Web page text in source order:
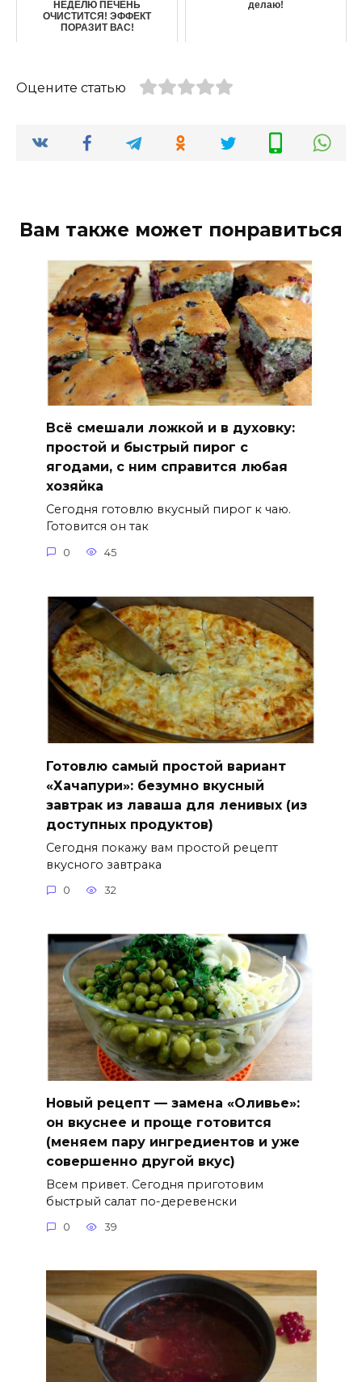
НЕДЕЛЮ ПЕЧЕНЬ
ОЧИСТИТСЯ! ЭФФЕКТ
ПОРАЗИТ ВАС!
делаю!
Оцените статью
Вам также может понравиться
Всё смешали ложкой и в духовку:
простой и быстрый пирог с
ягодами, с ним справится любая
хозяйка
Сегодня готовлю вкусный пирог к чаю.
Готовится он так
0 45
Готовлю самый простой вариант
«Хачапури»: безумно вкусный
завтрак из лаваша для ленивых (из
доступных продуктов)
Сегодня покажу вам простой рецепт
вкусного завтрака
0 32
Новый рецепт — замена «Оливье»:
он вкуснее и проще готовится
(меняем пару ингредиентов и уже
совершенно другой вкус)
Всем привет. Сегодня приготовим
быстрый салат по-деревенски
0 39